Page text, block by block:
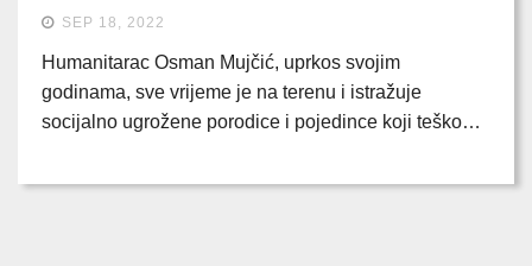
SEP 18, 2022
Humanitarac Osman Mujčić, uprkos svojim
godinama, sve vrijeme je na terenu i istražuje
socijalno ugrožene porodice i pojedince koji teško…